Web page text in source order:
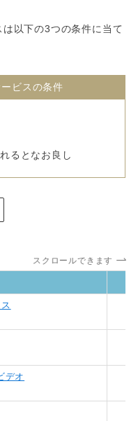
以下の3つの条件に当て
ビスの条件
るとなお良し
スクロールできます
デオ